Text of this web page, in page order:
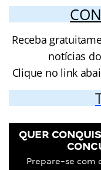
Receba
notícias
Clique no link
QUER
Prepare-se com